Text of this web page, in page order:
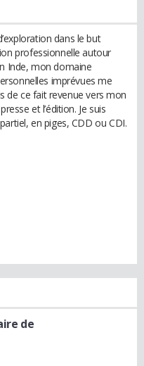
dans le but
professionnelle autour
Inde, mon domaine
imprévues me
de ce fait revenue vers mon
et l’édition. Je suis
en piges, CDD ou CDI.
de